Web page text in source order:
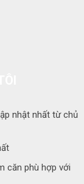
nhật nhất từ chủ
căn phù hợp với